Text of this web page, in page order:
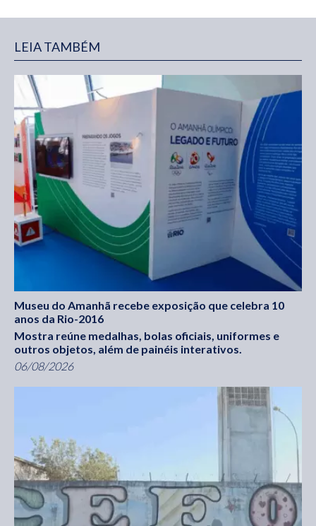
LEIA TAMBÉM
Museu do Amanhã recebe exposição que celebra 10
anos da Rio-2016
Mostra reúne medalhas, bolas oficiais, uniformes e
outros objetos, além de painéis interativos.
06/08/2026